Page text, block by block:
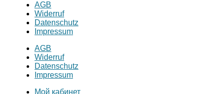
AGB
Widerruf
Datenschutz
Impressum
AGB
Widerruf
Datenschutz
Impressum
Мой кабинет